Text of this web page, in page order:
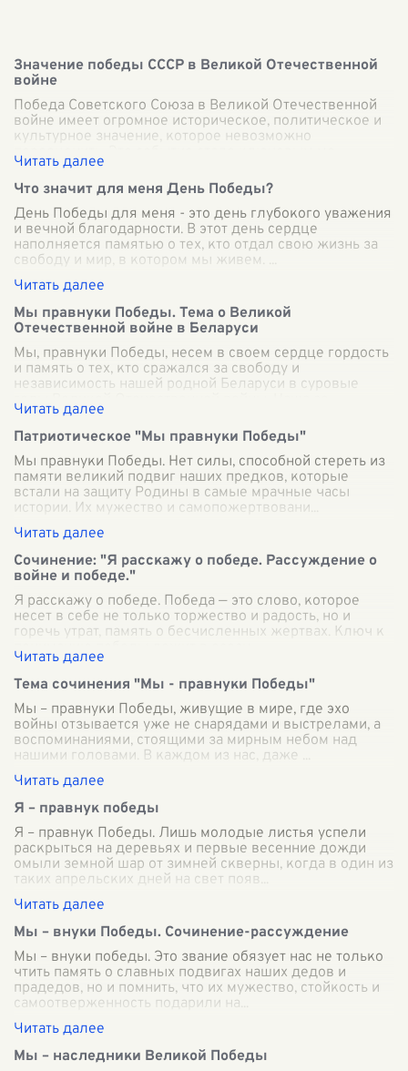
Значение победы СССР в Великой Отечественной
войне
Победа Советского Союза в Великой Отечественной
войне имеет огромное историческое, политическое и
культурное значение, которое невозможно
переоценить. Это событие стало ключевым мо
Что значит для меня День Победы?
День Победы для меня - это день глубокого уважения
и вечной благодарности. В этот день сердце
наполняется памятью о тех, кто отдал свою жизнь за
свободу и мир, в котором мы живем.
Мы правнуки Победы. Тема о Великой
Отечественной войне в Беларуси
Мы, правнуки Победы, несем в своем сердце гордость
и память о тех, кто сражался за свободу и
независимость нашей родной Беларуси в суровые
годы Великой Отечественной войны. Наша зе
Патриотическое "Мы правнуки Победы"
Мы правнуки Победы. Нет силы, способной стереть из
памяти великий подвиг наших предков, которые
встали на защиту Родины в самые мрачные часы
истории. Их мужество и самопожертвовани
Сочинение: "Я расскажу о победе. Рассуждение о
войне и победе."
Я расскажу о победе. Победа — это слово, которое
несет в себе не только торжество и радость, но и
горечь утрат, память о бесчисленных жертвах. Ключ к
пониманию победы лежит в осозн
Тема сочинения "Мы - правнуки Победы"
Мы – правнуки Победы, живущие в мире, где эхо
войны отзывается уже не снарядами и выстрелами, а
воспоминаниями, стоящими за мирным небом над
нашими головами. В каждом из нас, даже
Я – правнук победы
Я – правнук Победы. Лишь молодые листья успели
раскрыться на деревьях и первые весенние дожди
омыли земной шар от зимней скверны, когда в один из
таких апрельских дней на свет появ
Мы – внуки Победы. Сочинение-рассуждение
Мы – внуки победы. Это звание обязует нас не только
чтить память о славных подвигах наших дедов и
прадедов, но и помнить, что их мужество, стойкость и
самоотверженность подарили на
Мы – наследники Великой Победы